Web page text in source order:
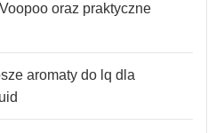
oraz praktyczne
aromaty do lq dla